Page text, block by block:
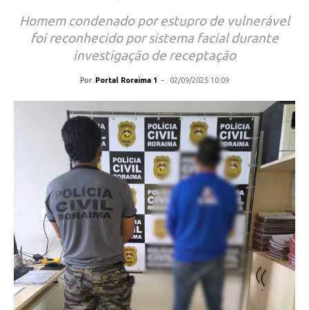
Homem condenado por estupro de vulnerável
foi reconhecido por sistema facial durante
investigação de receptação
Por Portal Roraima 1 - 02/09/2025 10:09